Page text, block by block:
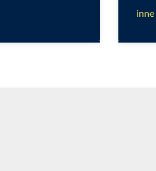
inne